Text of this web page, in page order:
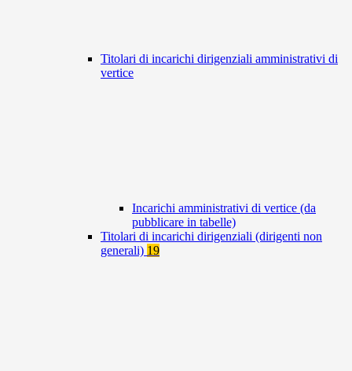
Titolari di incarichi dirigenziali amministrativi di
vertice
Incarichi amministrativi di vertice (da
pubblicare in tabelle)
Titolari di incarichi dirigenziali (dirigenti non
generali) 19